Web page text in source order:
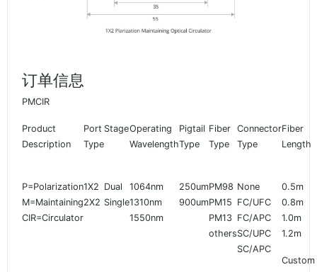
订单信息
PMCIR
Product
Description
Port
Type
StageOperating
Wavelength
Pigtail
Type
Fiber
Type
Connector
Type
Fiber
Length
P=Polarization
M=Maintaining
CIR=Circulator
1X2
2X2
Dual
Single
1064nm
1310nm
1550nm
250um
900um
PM98
PM15
PM13
others
None
FC/UFC
FC/APC
SC/UPC
SC/APC
0.5m
0.8m
1.0m
1.2m
Custom